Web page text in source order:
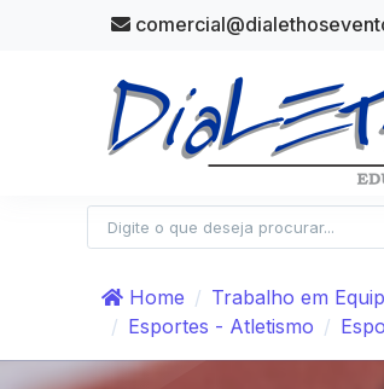
Home Trabalho em
Esportes - Atletismo